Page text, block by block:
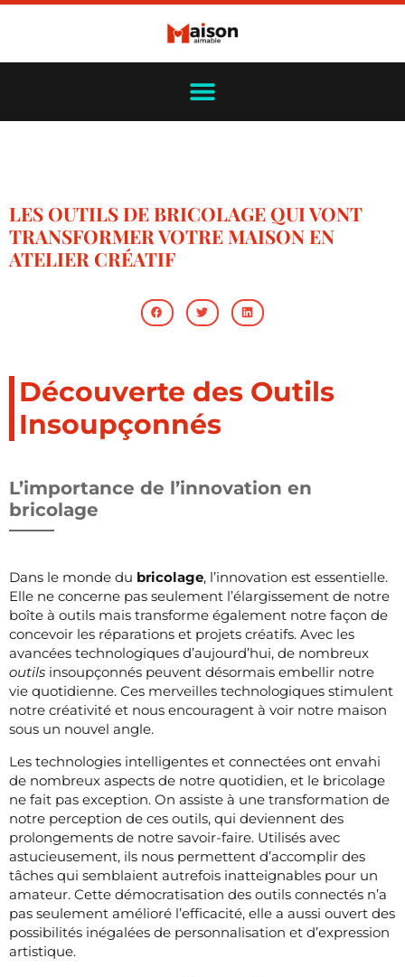
LES OUTILS DE BRICOLAGE QUI VONT
TRANSFORMER VOTRE MAISON EN
ATELIER CRÉATIF
Découverte des Outils
Insoupçonnés
L’importance de l’innovation en
bricolage
Dans le monde du bricolage, l’innovation est essentielle.
Elle ne concerne pas seulement l’élargissement de notre
boîte à outils mais transforme également notre façon de
concevoir les réparations et projets créatifs. Avec les
avancées technologiques d’aujourd’hui, de nombreux
outils insoupçonnés peuvent désormais embellir notre
vie quotidienne. Ces merveilles technologiques stimulent
notre créativité et nous encouragent à voir notre maison
sous un nouvel angle.
Les technologies intelligentes et connectées ont envahi
de nombreux aspects de notre quotidien, et le bricolage
ne fait pas exception. On assiste à une transformation de
notre perception de ces outils, qui deviennent des
prolongements de notre savoir-faire. Utilisés avec
astucieusement, ils nous permettent d’accomplir des
tâches qui semblaient autrefois inatteignables pour un
amateur. Cette démocratisation des outils connectés n’a
pas seulement amélioré l’efficacité, elle a aussi ouvert des
possibilités inégalées de personnalisation et d’expression
artistique.